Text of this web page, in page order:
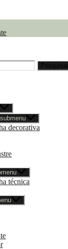
decorativa
técnica